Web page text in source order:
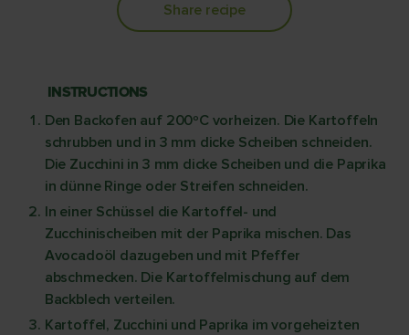
Share recipe
INSTRUCTIONS
Den Backofen auf 200ºC vorheizen. Die Kartoffeln
schrubben und in 3 mm dicke Scheiben schneiden.
Die Zucchini in 3 mm dicke Scheiben und die Paprika
in dünne Ringe oder Streifen schneiden.
In einer Schüssel die Kartoffel- und
Zucchinischeiben mit der Paprika mischen. Das
Avocadoöl dazugeben und mit Pfeffer
abschmecken. Die Kartoffelmischung auf dem
Backblech verteilen.
Kartoffel, Zucchini und Paprika im vorgeheizten